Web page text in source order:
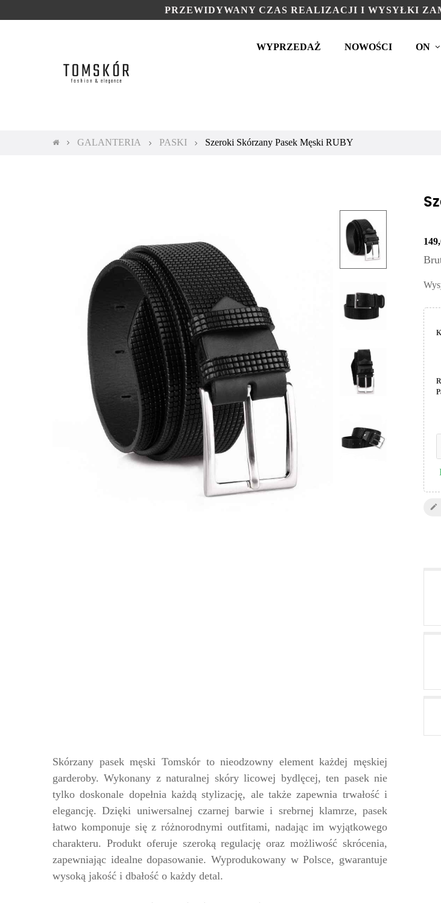
PRZEWIDYWANY CZAS REALIZACJI I WYSYŁKI
WYPRZEDAŻ NOWOŚCI ON
GALANTERIA PASKI Szeroki Skórzany Pasek Męski RUBY

Skórzany pasek męski Tomskór to nieodzowny element każdej męskiej
garderoby. Wykonany z naturalnej skóry licowej bydlęcej, ten pasek nie
tylko doskonale dopełnia każdą stylizację, ale także zapewnia trwałość i
elegancję. Dzięki uniwersalnej czarnej barwie i srebrnej klamrze, pasek
łatwo komponuje się z różnorodnymi outfitami, nadając im wyjątkowego
charakteru. Produkt oferuje szeroką regulację oraz możliwość skrócenia,
zapewniając idealne dopasowanie. Wyprodukowany w Polsce, gwarantuje
wysoką jakość i dbałość o każdy detal.